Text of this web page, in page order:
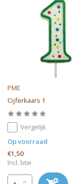
PME
Cijferkaars 1
Vergelijk
Op voorraad
€1,50
Incl. btw